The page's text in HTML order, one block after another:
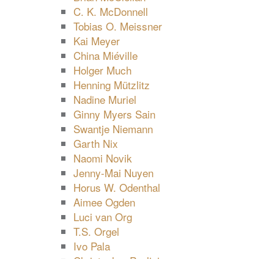
C. K. McDonnell
Tobias O. Meissner
Kai Meyer
China Miéville
Holger Much
Henning Mützlitz
Nadine Muriel
Ginny Myers Sain
Swantje Niemann
Garth Nix
Naomi Novik
Jenny-Mai Nuyen
Horus W. Odenthal
Aimee Ogden
Luci van Org
T.S. Orgel
Ivo Pala